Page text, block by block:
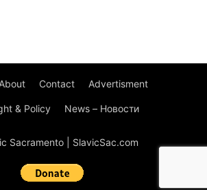
About Contact Advertisment
& Policy News – Новости
Sacramento | SlavicSac.com